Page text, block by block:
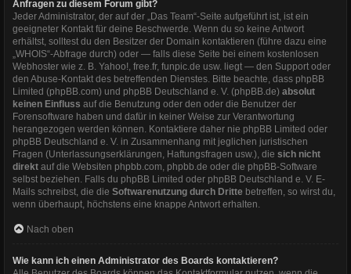
Anfragen zu diesem Forum gibt?
Jeder Administrator, der auf der „Das Team“-Seite aufgeführt ist, ist ein
geeigneter Kontakt für deine Beschwerde. Wenn du so keine Antwort
erhältst, solltest du den Besitzer der Domain kontaktieren (führe dazu eine
„WHOIS“-Abfrage durch) oder — falls diese Seite bei einem kostenlosen
Webhoster wie z. B. Yahoo!, free.fr, funpic.de usw. liegt — den Support oder
den Abuse-Kontakt des betreffenden Dienstes. Bitte beachte, dass phpBB
Limited (phpBB.com) und phpBB Deutschland e. V. (phpBB.de) absolut
keinen Einfluss auf die Benutzung oder den oder die Benutzer der
Forensoftware haben und dafür in keiner Weise zur Verantwortung
herangezogen werden können. Kontaktiere daher nie phpBB Limited oder
phpBB Deutschland e. V. in Zusammenhang mit jeglichen juristischen
Fragen (Unterlassungserklärungen, Haftungsfragen usw.), die sich nicht
direkt auf die Websiten phpbb.com, phpbb.de oder die phpBB-Software
selbst beziehen. Falls du phpBB Limited oder phpBB Deutschland e. V. E-
Mails schreibst, die die Softwarenutzung durch Dritte betreffen, so wirst du,
wenn überhaupt, höchstens eine knappe Antwort erhalten.
Nach oben
Wie kann ich einen Administrator des Boards kontaktieren?